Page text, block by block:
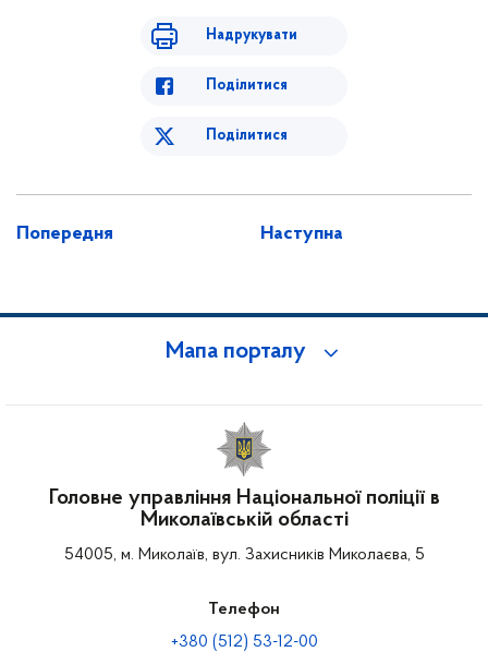
Надрукувати
Поділитися
Поділитися
Попередня Наступна
Мапа порталу
Головне управління Національної поліції в
Миколаївській області
54005, м. Миколаїв, вул. Захисників Миколаєва, 5
Телефон
+380 (512) 53-12-00